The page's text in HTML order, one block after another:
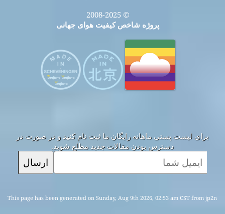
© 2008-2025
پروژه شاخص کیفیت هوای جهانی
برای لیست پستی ماهانه رایگان ما ثبت نام کنید و در صورت در
دسترس بودن مقالات جدید مطلع شوید.
ارسال
This page has been generated on Sunday, Aug 9th 2026, 02:53 am CST from jp2n